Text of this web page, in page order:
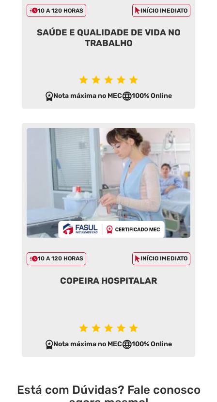
10 A 120 HORAS INÍCIO IMEDIATO
SAÚDE E QUALIDADE DE VIDA NO
TRABALHO
Nota máxima no MEC 100% Online
10 A 120 HORAS INÍCIO IMEDIATO
COPEIRA HOSPITALAR
Nota máxima no MEC 100% Online
Está com Dúvidas? Fale conosco